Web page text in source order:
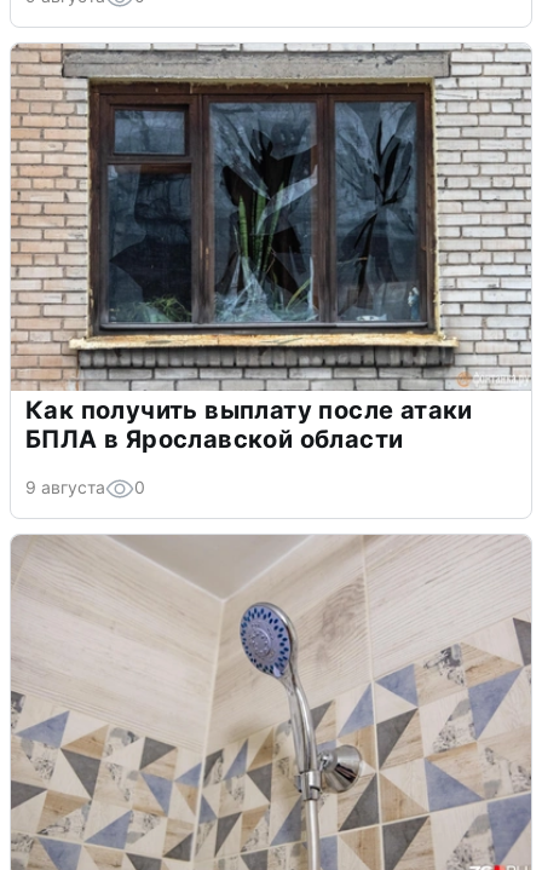
Как получить выплату после атаки
БПЛА в Ярославской области
9 августа 0